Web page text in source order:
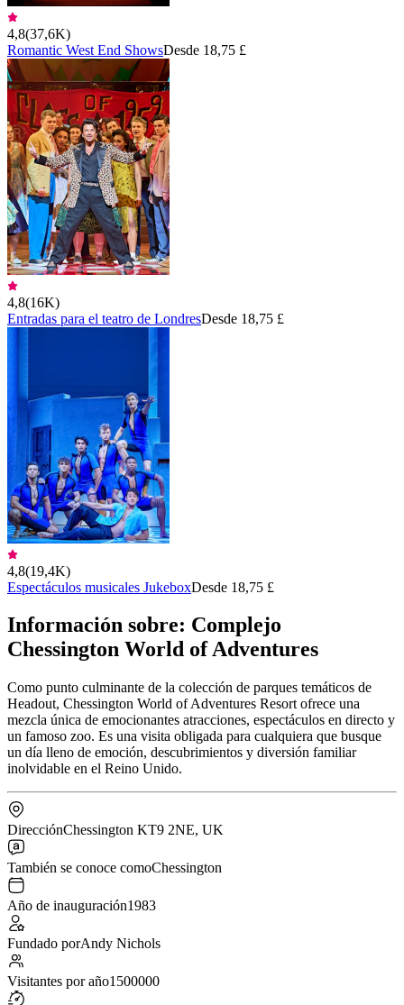
4,8(37,6K)
Romantic West End ShowsDesde 18,75 £
4,8(16K)
Entradas para el teatro de LondresDesde 18,75 £
4,8(19,4K)
Espectáculos musicales JukeboxDesde 18,75 £
Información sobre: Complejo
Chessington World of Adventures
Como punto culminante de la colección de parques temáticos de
Headout, Chessington World of Adventures Resort ofrece una
mezcla única de emocionantes atracciones, espectáculos en directo y
un famoso zoo. Es una visita obligada para cualquiera que busque
un día lleno de emoción, descubrimientos y diversión familiar
inolvidable en el Reino Unido.
DirecciónChessington KT9 2NE, UK
También se conoce comoChessington
Año de inauguración1983
Fundado porAndy Nichols
Visitantes por año1500000